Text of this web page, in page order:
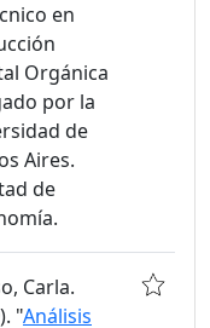
en
Orgánica
por la
de
Aires.
de
Carla.
"Análisis